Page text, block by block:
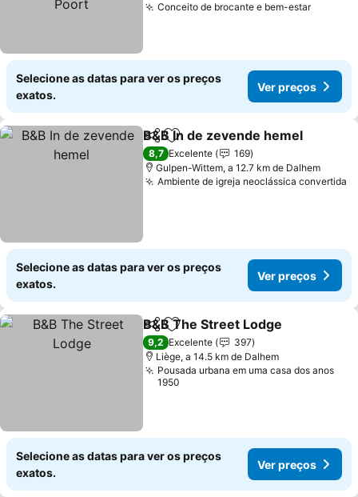
Conceito de brocante e bem-estarVer
Selecione as datas para ver os preços
exatos.
Ver preços
PartilharAdicionar aos favoritos
B&B In de zevende hemel
8,7 Excelente
169
Gulpen-Wittem, a 12.7 km de Dalhem
Ambiente de igreja neoclássica convertida
Selecione as datas para ver os preços
exatos.
Ver preços
PartilharAdicionar aos favoritos
B&B The Street Lodge
9,2 Excelente
397
Liège, a 14.5 km de Dalhem
Pousada urbana em uma casa dos anos
1950
Selecione as datas para ver os preços
exatos.
Ver preços